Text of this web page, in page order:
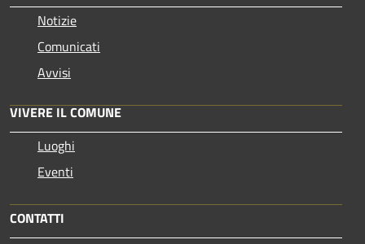
Notizie
Comunicati
Avvisi
VIVERE IL COMUNE
Luoghi
Eventi
CONTATTI